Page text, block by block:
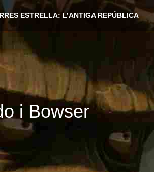
ESTRELLA: L’ANTIGA REPÚBLICA
i Bowser